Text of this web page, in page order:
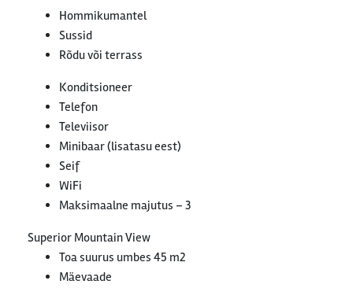
Hommikumantel
Sussid
Rõdu või terrass
Konditsioneer
Telefon
Televiisor
Minibaar (lisatasu eest)
Seif
WiFi
Maksimaalne majutus – 3
Superior Mountain View
Toa suurus umbes 45 m2
Mäevaade